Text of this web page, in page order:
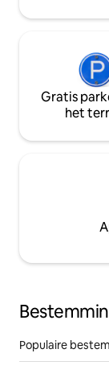
Gratis
het
Populaire